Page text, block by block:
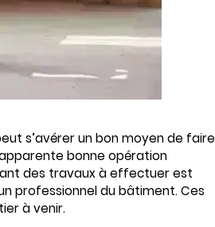
s’avérer un bon moyen de faire
bonne opération
des travaux à effectuer est
professionnel du bâtiment. Ces
à venir.